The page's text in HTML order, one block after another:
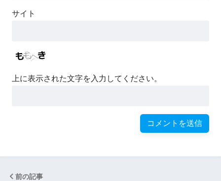
サイト
上に表示された文字を入力してください。
前の記事